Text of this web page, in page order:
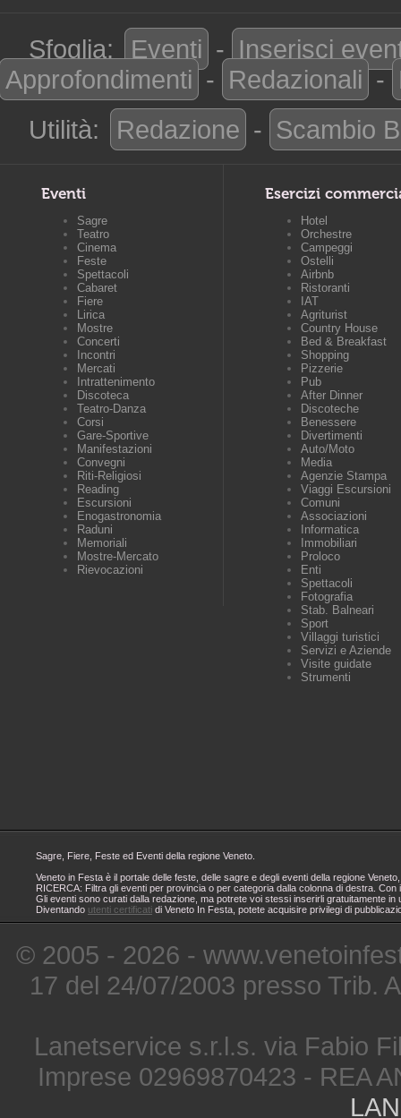
Sfoglia: Eventi - Inserisci
Approfondimenti - Redazionali -
Utilità:
Redazione - Scambio
Eventi
Sagre
Teatro
Cinema
Feste
Spettacoli
Cabaret
Fiere
Lirica
Mostre
Concerti
Incontri
Mercati
Intrattenimento
Discoteca
Teatro-Danza
Corsi
Gare-Sportive
Manifestazioni
Convegni
Riti-Religiosi
Reading
Escursioni
Enogastronomia
Raduni
Memoriali
Mostre-Mercato
Rievocazioni
Esercizi
Hotel
Orchestre
Campeggi
Ostelli
Airbnb
Ristoranti
IAT
Agriturist
Country House
Bed & Breakfast
Shopping
Pizzerie
Pub
After Dinner
Discoteche
Benessere
Divertimenti
Auto/Moto
Media
Agenzie Stampa
Viaggi Escursioni
Comuni
Associazioni
Informatica
Immobiliari
Proloco
Enti
Spettacoli
Fotografia
Stab. Balneari
Sport
Villaggi turistici
Servizi e Aziende
Visite guidate
Strumenti
Sagre, Fiere, Feste ed Eventi della regione Veneto.
Veneto in Festa è il portale delle feste, delle sagre e degli eventi della regione
RICERCA: Filtra gli eventi per provincia o per categoria dalla colonna di destra.
Gli eventi sono curati dalla redazione, ma potrete voi stessi inserirli gratuitamente
Diventando utenti certificati di Veneto In Festa, potete acquisire privilegi di
© 2005 - 2026 -
17 del 24/07/2003 presso Trib.
Lanetservice s.r.l.s. via Fabio
Imprese 02969870423 - REA